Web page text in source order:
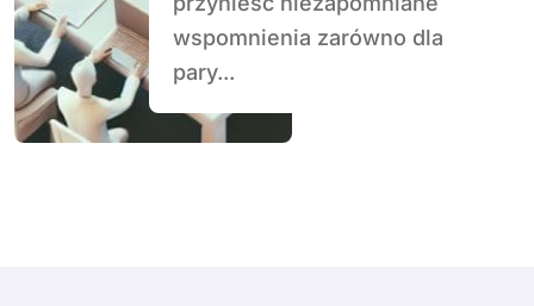
wspomnienia zarówno dla
pary...